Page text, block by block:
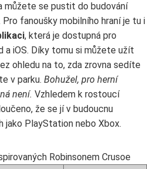
můžete se pustit do budování
fanoušky mobilního hraní je tu i
, která je dostupná pro
a iOS. Díky tomu si můžete užít
ohledu na to, zda zrovna sedíte
v parku. Bohužel, pro herní
není. Vzhledem k rostoucí
že se jí v budoucnu
jako PlayStation nebo Xbox.
Robinsonem Crusoe